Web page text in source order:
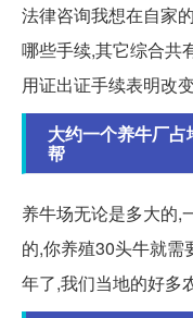
法律咨询我想在自家
哪些手续,其它综合共
用证出证手续表明改
大约一个养牛厂
帮
养牛场无论是多大的,
的,你养殖30头牛就需
年了,我们当地的好多